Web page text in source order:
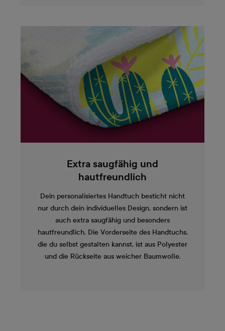
Extra saugfähig und
hautfreundlich
Dein personalisiertes Handtuch besticht nicht
nur durch dein individuelles Design, sondern ist
auch extra saugfähig und besonders
hautfreundlich. Die Vorderseite des Handtuchs,
die du selbst gestalten kannst, ist aus Polyester
und die Rückseite aus weicher Baumwolle.